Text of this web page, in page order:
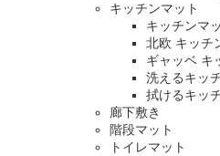
キッチンマット
キッチンマ
北欧 キッチ
ギャッベ キ
洗えるキッ
拭けるキッ
廊下敷き
階段マット
トイレマット